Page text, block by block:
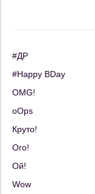
#ДР
#Happy BDay
OMG!
oOps
Круто!
Ого!
Ой!
Wow